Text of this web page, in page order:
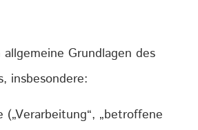
Grundlagen des
insbesondere:
(„Verarbeitung“, „betroffene